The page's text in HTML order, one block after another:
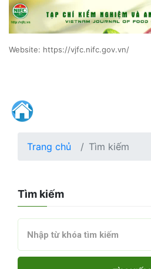
Website: https://vjfc.nifc.gov.vn/
Trang chủ Tìm kiếm
Tìm kiếm